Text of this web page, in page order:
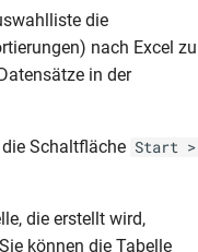
die
nach Excel zu
in der
Schaltfläche Start >
die erstellt wird,
können die Tabelle